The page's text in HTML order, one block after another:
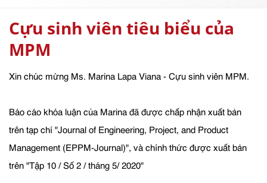
Cựu sinh viên tiêu biểu của
MPM
Xin chúc mừng Ms. Marina Lapa Viana - Cựu sinh viên MPM.
Báo cáo khóa luận của Marina đã được chấp nhận xuất bản
trên tạp chí "Journal of Engineering, Project, and Product
Management (EPPM-Journal)", và chính thức được xuất bản
trên "Tập 10 / Số 2 / tháng 5/ 2020"